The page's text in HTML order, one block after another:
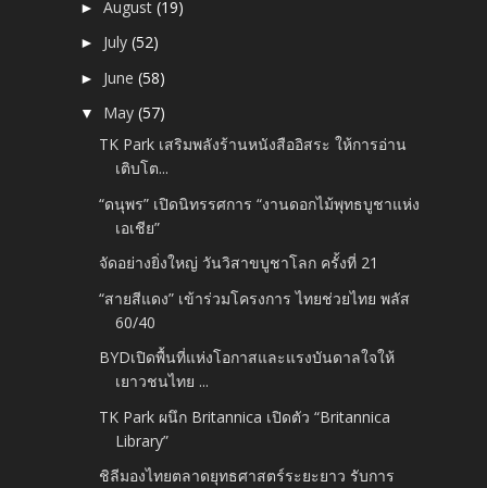
►August(19)
► July(52)
► June(58)
▼ May(57)
TK Park เสริมพลังร้านหนังสืออิสระ ให้การอ่าน
เติบโต...
“ดนุพร” เปิดนิทรรศการ “งานดอกไม้พุทธบูชาแห่ง
เอเชีย”
จัดอย่างยิ่งใหญ่ วันวิสาขบูชาโลก ครั้งที่ 21
“สายสีแดง” เข้าร่วมโครงการ ไทยช่วยไทย พลัส
60/40
BYDเปิดพื้นที่แห่งโอกาสและแรงบันดาลใจให้
เยาวชนไทย ...
TK Park ผนึก Britannica เปิดตัว “Britannica
Library”
ชิลีมองไทยตลาดยุทธศาสตร์ระยะยาว รับการ